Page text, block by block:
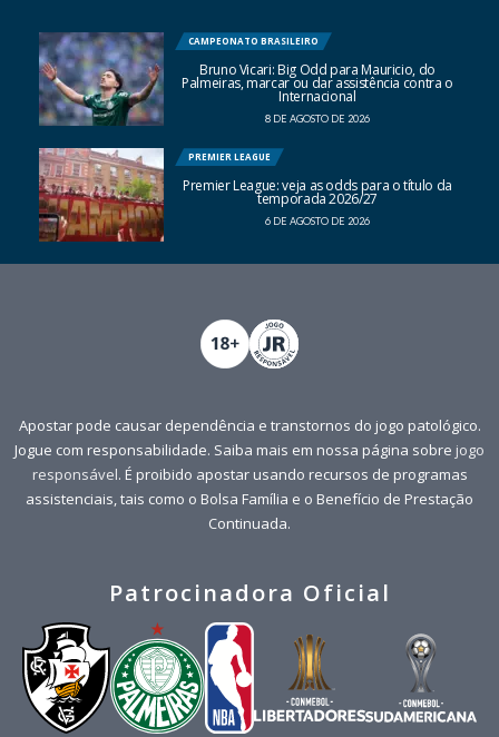
CAMPEONATO BRASILEIRO
Bruno Vicari: Big Odd para Mauricio, do
Palmeiras, marcar ou dar assistência contra o
Internacional
8 DE AGOSTO DE 2026
PREMIER LEAGUE
Premier League: veja as odds para o título da
temporada 2026/27
6 DE AGOSTO DE 2026
Apostar pode causar dependência e transtornos do jogo patológico.
Jogue com responsabilidade. Saiba mais em nossa página sobre jogo
responsável. É proibido apostar usando recursos de programas
assistenciais, tais como o Bolsa Família e o Benefício de Prestação
Continuada.
Patrocinadora Oficial